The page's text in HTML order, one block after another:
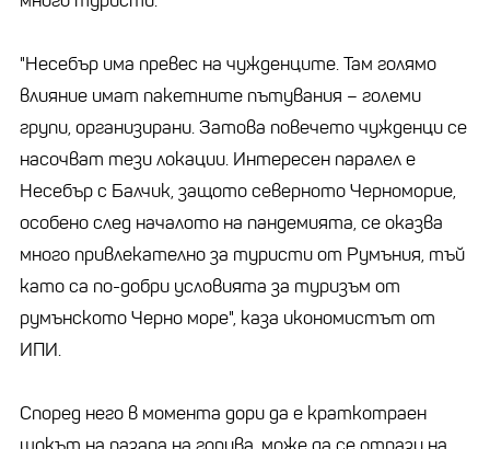
"Несебър има превес на чужденците. Там голямо
влияние имат пакетните пътувания – големи
групи, организирани. Затова повечето чужденци се
насочват тези локации. Интересен паралел е
Несебър с Балчик, защото северното Черноморие,
особено след началото на пандемията, се оказва
много привлекателно за туристи от Румъния, тъй
като са по-добри условията за туризъм от
румънското Черно море", каза икономистът от
ИПИ.
Според него в момента дори да е краткотраен